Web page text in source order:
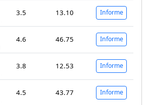
3.5 13.10 Informe
4.6 46.75 Informe
3.8 12.53 Informe
4.5 43.77 Informe